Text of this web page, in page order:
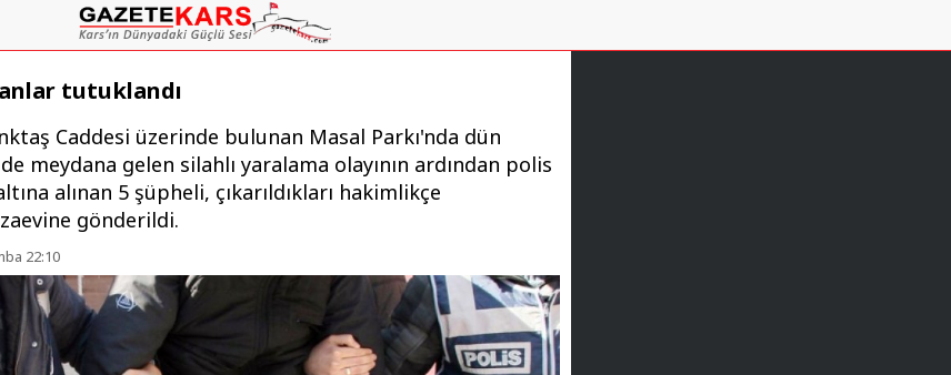
tutuklandı
Caddesi üzerinde bulunan Masal Parkı'nda dün
meydana gelen silahlı yaralama olayının ardından polis
alınan 5 şüpheli, çıkarıldıkları hakimlikçe
gönderildi.
22:10